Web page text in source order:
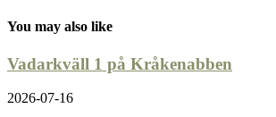
You may also like
Vadarkväll 1 på Kråkenabben
2026-07-16